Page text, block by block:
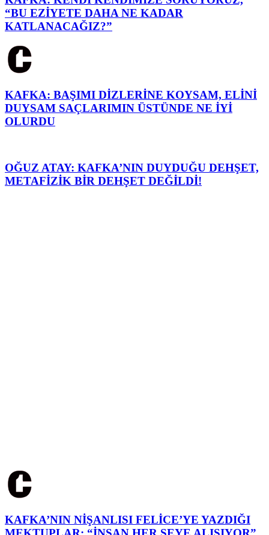
“BU EZİYETE DAHA NE KADAR
KATLANACAĞIZ?”
KAFKA: BAŞIMI DİZLERİNE KOYSAM, ELİNİ
DUYSAM SAÇLARIMIN ÜSTÜNDE NE İYİ
OLURDU
OĞUZ ATAY: KAFKA’NIN DUYDUĞU DEHŞET,
METAFİZİK BİR DEHŞET DEĞİLDİ!
KAFKA’NIN NİŞANLISI FELİCE’YE YAZDIĞI